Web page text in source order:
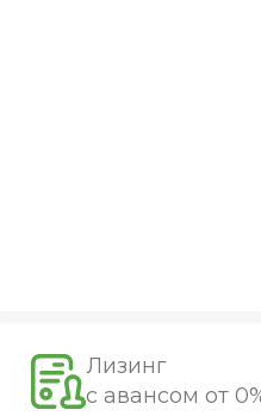
Лизинг
с авансом от